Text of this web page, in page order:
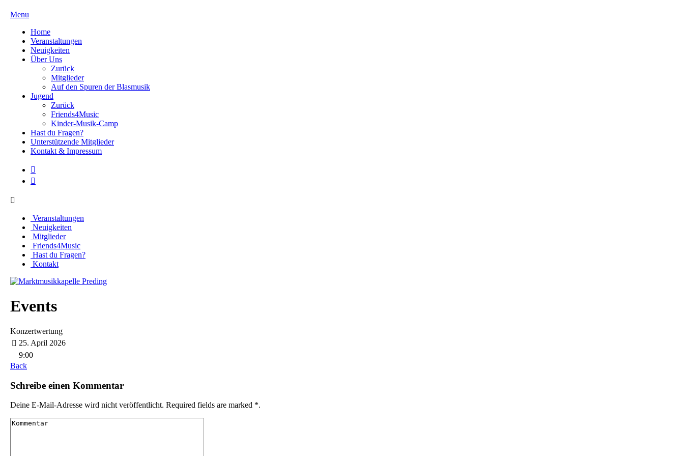
Menu
Home
Veranstaltungen
Neuigkeiten
Über Uns
Zurück
Mitglieder
Auf den Spuren der Blasmusik
Jugend
Zurück
Friends4Music
Kinder-Musik-Camp
Hast du Fragen?
Unterstützende Mitglieder
Kontakt & Impressum
Veranstaltungen
Neuigkeiten
Mitglieder
Friends4Music
Hast du Fragen?
Kontakt
Events
Konzertwertung
25. April 2026
9:00
Back
Schreibe einen Kommentar
Deine E-Mail-Adresse wird nicht veröffentlicht. Required fields are marked *.